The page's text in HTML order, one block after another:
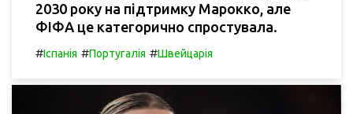
2030 року на підтримку Марокко, але
ФІФА це категорично спростувала.
#Іспанія #Португалія #Швейцарія